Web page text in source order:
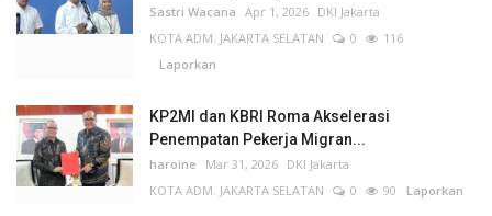
Sastri Wacana Apr 1, 2026 DKI Jakarta
KOTA ADM. JAKARTA SELATAN
0
116
Laporkan
KP2MI dan KBRI Roma Akselerasi
Penempatan Pekerja Migran...
haroine Mar 31, 2026 DKI Jakarta
KOTA ADM. JAKARTA SELATAN
0 90 Laporkan